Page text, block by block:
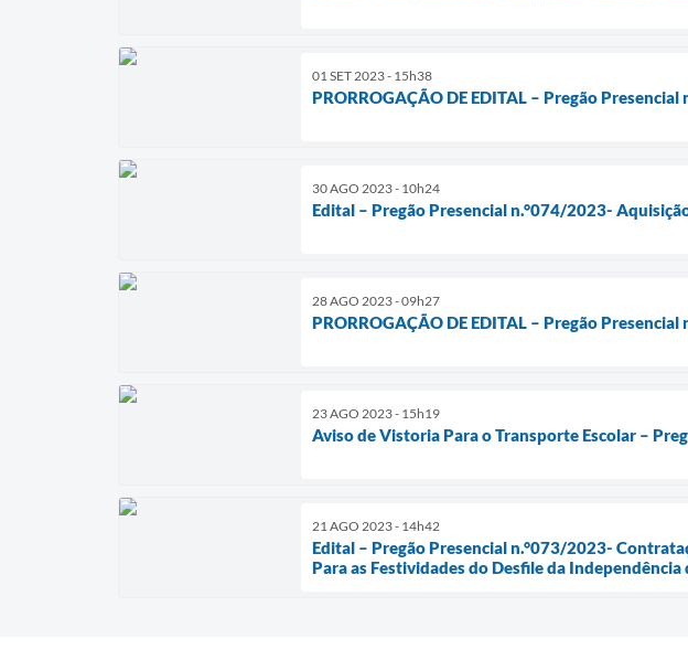
01 SET 2023 - 15h38
PRORROGAÇÃO DE EDITAL – Pregão
30 AGO 2023 - 10h24
Edital – Pregão Presencial n.°074/2023-
28 AGO 2023 - 09h27
PRORROGAÇÃO DE EDITAL – Pregão
23 AGO 2023 - 15h19
Aviso de Vistoria Para o Transporte Escolar –
21 AGO 2023 - 14h42
Edital – Pregão Presencial n.°073/2023-
Para as Festividades do Desfile da